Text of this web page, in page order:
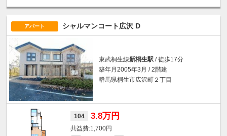
アパート シャルマンコート広沢 D
東武桐生線新桐生駅 / 徒歩17分
築年月2005年3月 / 2階建
群馬県桐生市広沢町２丁目
104 3.8万円
1,700円